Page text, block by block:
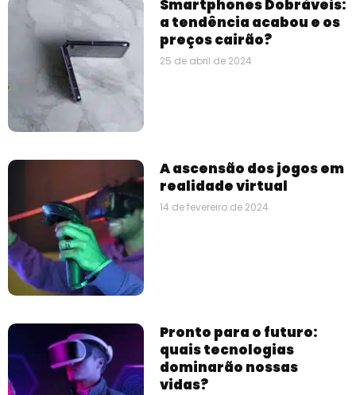
Smartphones Dobráveis:
a tendência acabou e os
preços cairão?
25 de abril de 2024
A ascensão dos jogos em
realidade virtual
14 de fevereiro de 2024
Pronto para o futuro:
quais tecnologias
dominarão nossas
vidas?